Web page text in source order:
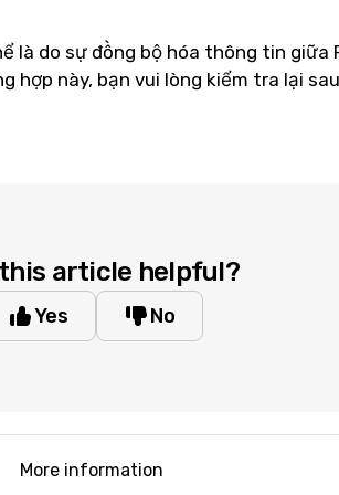
là do sự đồng bộ hóa thông tin giữa
hợp này, bạn vui lòng kiểm tra lại
this article helpful?
Yes No
More information